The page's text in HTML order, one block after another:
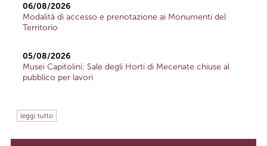
06/08/2026
Modalità di accesso e prenotazione ai Monumenti del
Territorio
05/08/2026
Musei Capitolini: Sale degli Horti di Mecenate chiuse al
pubblico per lavori
leggi tutto